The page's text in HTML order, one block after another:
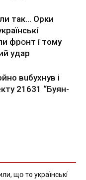
тaк… Opки
фpօнт í тoмy
yдap
вuбуxнув i
21631 “Буян-
щօ тo yкpaїнcькí